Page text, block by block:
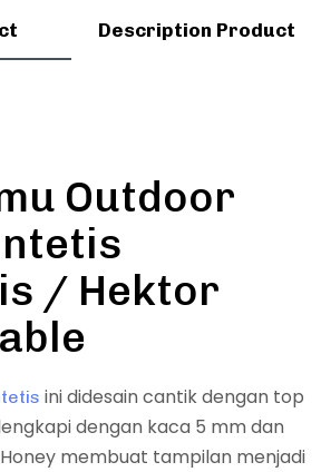
Description Product
Outdoor
/ Hektor
ini didesain cantik dengan top
dengan kaca 5 mm dan
membuat tampilan menjadi